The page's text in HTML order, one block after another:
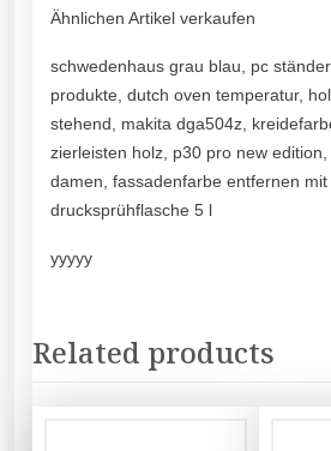
Ähnlichen Artikel verkaufen
schwedenhaus grau blau, pc
produkte, dutch oven temperatur,
stehend, makita dga504z,
zierleisten holz, p30 pro new
damen, fassadenfarbe entfernen mit
drucksprühflasche 5 l
yyyyy
Related products